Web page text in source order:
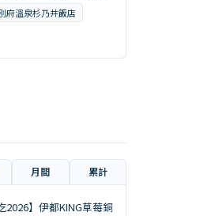
府溫泉杉乃井飯店
月間 累計
2026】伊都KING草莓銅